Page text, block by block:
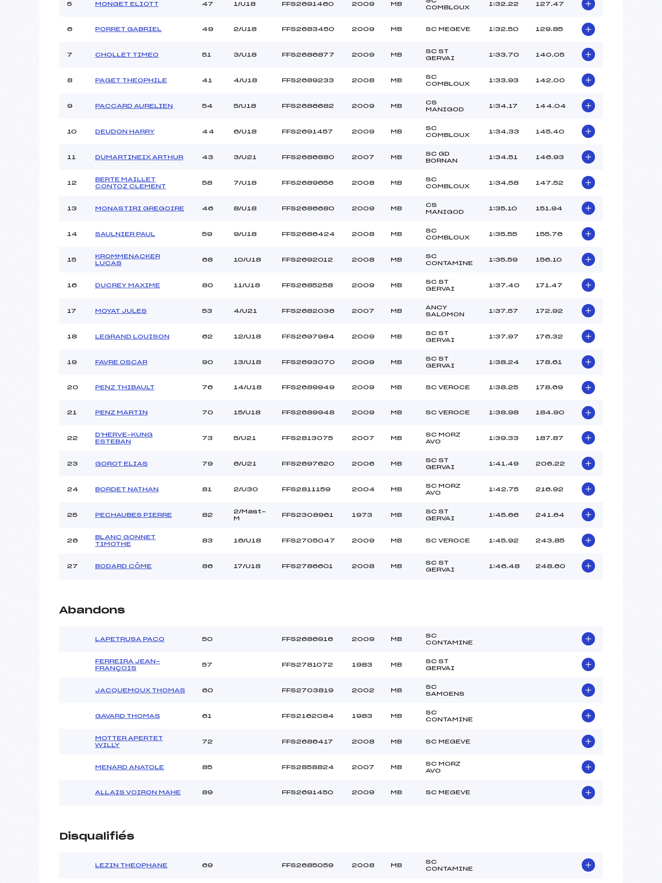
LABROUSSE VALENTIN (MB)
Pénalité appliquée :
74.1300
5 MONGET ELIOTT 47 1/U18 FFS2691460 2009 MB
COMBLOUX
1:32.22 127.47
6 PORRET GABRIEL 49 2/U18 FFS2683450 2009 MB SC MEGEVE 1:32.50 129.85
7 CHOLLET TIMEO 51 3/U18 FFS2686877 2009 MB
SC ST
GERVAI
1:33.70 140.05
8 PAGET THEOPHILE 41 4/U18 FFS2689233 2008 MB
SC
COMBLOUX
1:33.93 142.00
9 PACCARD AURELIEN 54 5/U18 FFS2686682 2009 MB
CS
MANIGOD
1:34.17 144.04
10 DEUDON HARRY 44 6/U18 FFS2691457 2009 MB
SC
COMBLOUX
1:34.33 145.40
11 DUMARTINEIX ARTHUR 43 3/U21 FFS2686880 2007 MB
SC GD
BORNAN
1:34.51 146.93
12
BERTE MAILLET
CONTOZ CLEMENT
58 7/U18 FFS2689656 2008 MB
SC
COMBLOUX
1:34.58 147.52
13 MONASTIRI GREGOIRE 46 8/U18 FFS2686680 2009 MB
CS
MANIGOD
1:35.10 151.94
14 SAULNIER PAUL 59 9/U18 FFS2686424 2008 MB
SC
COMBLOUX
1:35.55 155.76
15
KROMMENACKER
LUCAS
68 10/U18 FFS2692012 2008 MB
SC
CONTAMINE
1:35.59 156.10
16 DUCREY MAXIME 80 11/U18 FFS2685258 2009 MB
SC ST
GERVAI
1:37.40 171.47
17 MOYAT JULES 53 4/U21 FFS2682036 2007 MB
ANCY
SALOMON
1:37.57 172.92
18 LEGRAND LOUISON 62 12/U18 FFS2697984 2009 MB
SC ST
GERVAI
1:37.97 176.32
19 FAVRE OSCAR 90 13/U18 FFS2693070 2009 MB
SC ST
GERVAI
1:38.24 178.61
20 PENZ THIBAULT 76 14/U18 FFS2689949 2009 MB SC VEROCE 1:38.25 178.69
21 PENZ MARTIN 70 15/U18 FFS2689948 2009 MB SC VEROCE 1:38.98 184.90
22
D'HERVE–KUNG
ESTEBAN
73 5/U21 FFS2813075 2007 MB
SC MORZ
AVO
1:39.33 187.87
23 GOROT ELIAS 79 6/U21 FFS2697620 2006 MB
SC ST
GERVAI
1:41.49 206.22
24 BORDET NATHAN 81 2/U30 FFS2811159 2004 MB
SC MORZ
AVO
1:42.75 216.92
25 PECHAUBES PIERRE 82
2/Mast-
M
FFS2308961 1973 MB
SC ST
GERVAI
1:45.66 241.64
26
BLANC GONNET
TIMOTHE
83 16/U18 FFS2705047 2009 MB SC VEROCE 1:45.92 243.85
27 BODARD CÔME 86 17/U18 FFS2786601 2008 MB
SC ST
GERVAI
1:46.48 248.60
Abandons
LAPETRUSA PACO 50 FFS2686916 2009 MB
SC
CONTAMINE
FERREIRA JEAN-
FRANÇOIS
57 FFS2781072 1983 MB
SC ST
GERVAI
JACQUEMOUX THOMAS 60 FFS2703819 2002 MB
SC
SAMOENS
GAVARD THOMAS 61 FFS2162084 1983 MB
SC
CONTAMINE
MOTTER APERTET
WILLY
72 FFS2686417 2008 MB SC MEGEVE
MENARD ANATOLE 85 FFS2858824 2007 MB
SC MORZ
AVO
ALLAIS VOIRON MAHE 89 FFS2691450 2009 MB SC MEGEVE
Disqualifiés
LEZIN THEOPHANE 69 FFS2685059 2008 MB
SC
CONTAMINE